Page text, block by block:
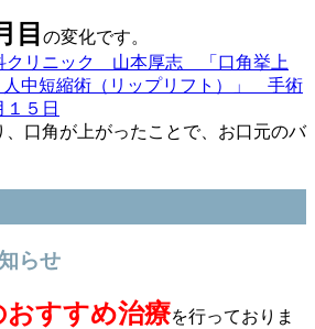
目 の変化です。
口角が上がったことで、お口元のバ
らせ
おすすめ治療を行っておりま